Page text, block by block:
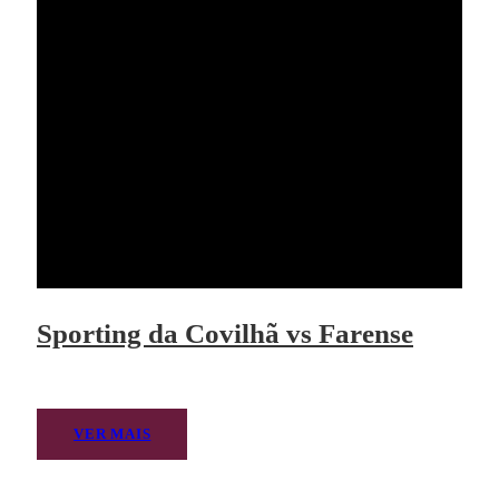
Sporting da Covilhã vs Farense
VER MAIS